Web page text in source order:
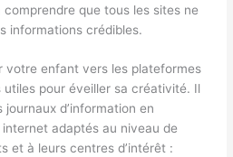
comprendre que tous les sites ne
informations crédibles.
votre enfant vers les plateformes
pour éveiller sa créativité. Il
journaux d’information en
adaptés au niveau de
et à leurs centres d’intérêt :